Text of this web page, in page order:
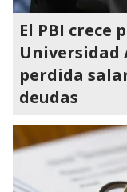
El PBI crece
perdida
deudas